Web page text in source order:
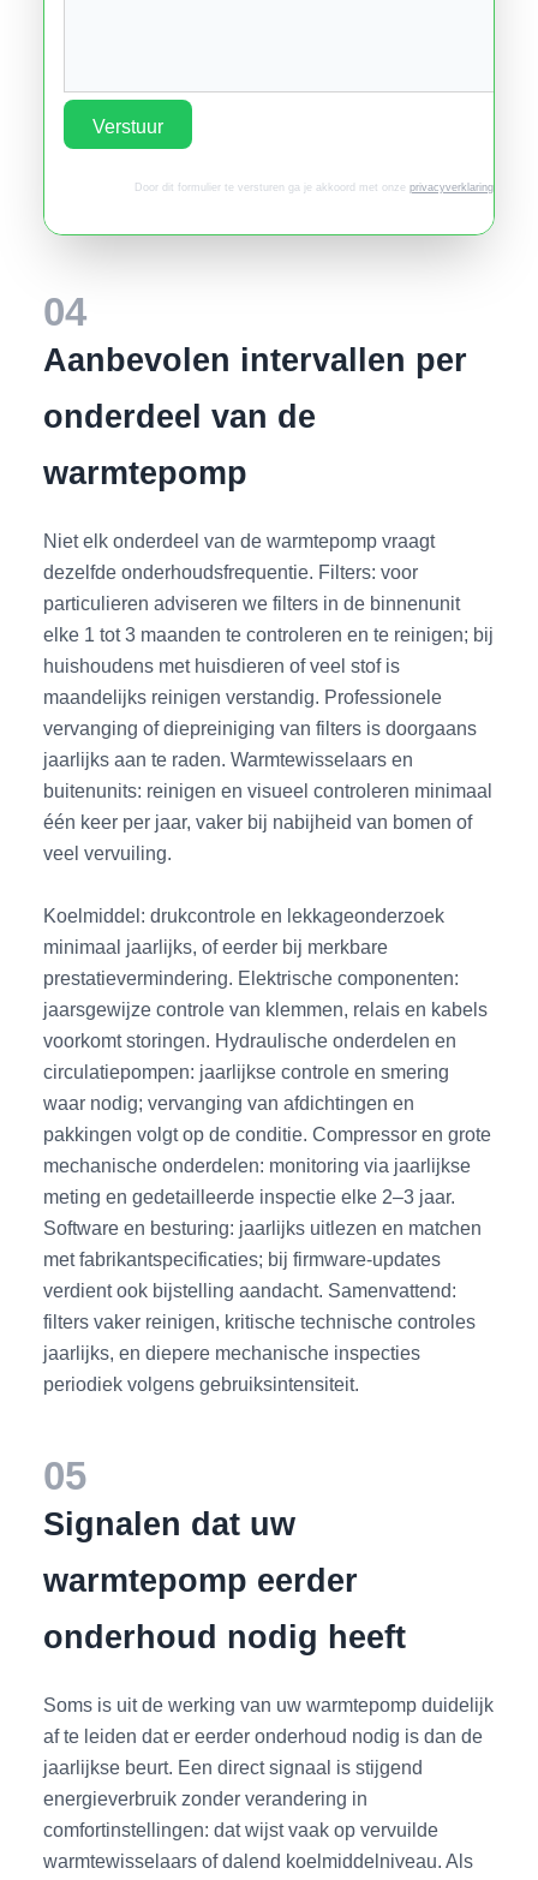
Verstuur
Door dit formulier te versturen ga je akkoord met onze privacyverklaring.
04
Aanbevolen intervallen per
onderdeel van de
warmtepomp
Niet elk onderdeel van de warmtepomp vraagt
dezelfde onderhoudsfrequentie. Filters: voor
particulieren adviseren we filters in de binnenunit
elke 1 tot 3 maanden te controleren en te reinigen; bij
huishoudens met huisdieren of veel stof is
maandelijks reinigen verstandig. Professionele
vervanging of diepreiniging van filters is doorgaans
jaarlijks aan te raden. Warmtewisselaars en
buitenunits: reinigen en visueel controleren minimaal
één keer per jaar, vaker bij nabijheid van bomen of
veel vervuiling.
Koelmiddel: drukcontrole en lekkageonderzoek
minimaal jaarlijks, of eerder bij merkbare
prestatievermindering. Elektrische componenten:
jaarsgewijze controle van klemmen, relais en kabels
voorkomt storingen. Hydraulische onderdelen en
circulatiepompen: jaarlijkse controle en smering
waar nodig; vervanging van afdichtingen en
pakkingen volgt op de conditie. Compressor en grote
mechanische onderdelen: monitoring via jaarlijkse
meting en gedetailleerde inspectie elke 2–3 jaar.
Software en besturing: jaarlijks uitlezen en matchen
met fabrikantspecificaties; bij firmware-updates
verdient ook bijstelling aandacht. Samenvattend:
filters vaker reinigen, kritische technische controles
jaarlijks, en diepere mechanische inspecties
periodiek volgens gebruiksintensiteit.
05
Signalen dat uw
warmtepomp eerder
onderhoud nodig heeft
Soms is uit de werking van uw warmtepomp duidelijk
af te leiden dat er eerder onderhoud nodig is dan de
jaarlijkse beurt. Een direct signaal is stijgend
energieverbruik zonder verandering in
comfortinstellingen: dat wijst vaak op vervuilde
warmtewisselaars of dalend koelmiddelniveau. Als